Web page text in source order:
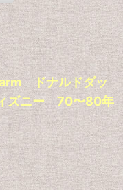
ドナルドダッ
ズニー 70〜80年